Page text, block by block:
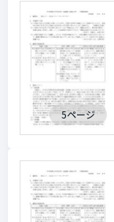
5ページ